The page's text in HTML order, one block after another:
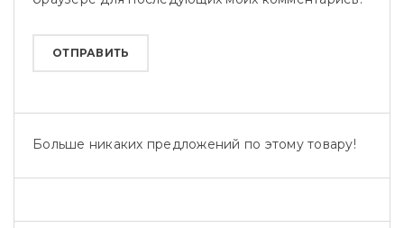
Больше никаких предложений по этому товару!